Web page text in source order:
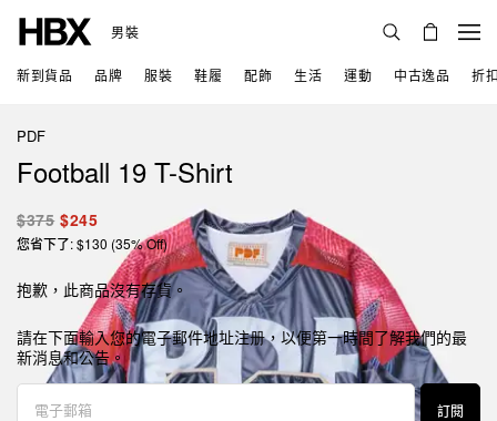
男裝
新到貨品 品牌 服裝 鞋履 配飾 生活 運動 中古逸品 折
PDF
Football 19 T-Shirt
$375 $245
您省下了: $130 (35% Off)
抱歉，此商品沒有存貨。
請在下面輸入您的電子郵件地址注册，以便第一時間了解我們的最
新消息和公告。
訂閱